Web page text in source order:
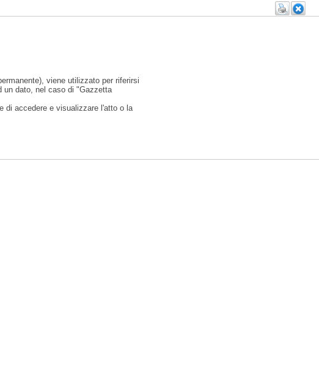
viene utilizzato per riferirsi
un dato, nel caso di "Gazzetta
di accedere e visualizzare l'atto o la